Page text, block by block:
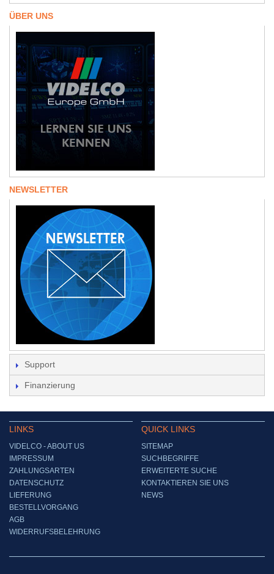
ÜBER UNS
NEWSLETTER
Support
Finanzierung
LINKS
VIDELCO - ABOUT US
IMPRESSUM
ZAHLUNGSARTEN
DATENSCHUTZ
LIEFERUNG
BESTELLVORGANG
AGB
WIDERRUFSBELEHRUNG
QUICK LINKS
SITEMAP
SUCHBEGRIFFE
ERWEITERTE SUCHE
KONTAKTIEREN SIE UNS
NEWS